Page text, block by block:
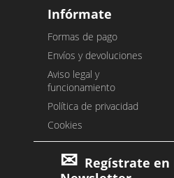
Infórmate
Formas de pago
Envíos y devoluciones
Aviso legal y
funcionamiento
Política de privacidad
Cookies
Regístrate